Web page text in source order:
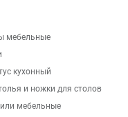
мебельные
кухонный
и ножки для столов
мебельные